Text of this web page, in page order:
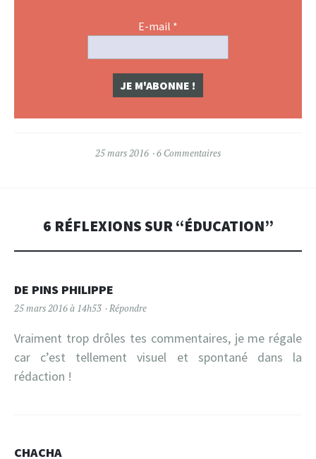
E-mail *
25 mars 2016 6 Commentaires
6 RÉFLEXIONS SUR “ÉDUCATION”
DE PINS PHILIPPE
25 mars 2016 à 14h53 Répondre
Vraiment trop drôles tes commentaires, je me régale
car c’est tellement visuel et spontané dans la
rédaction !
CHACHA